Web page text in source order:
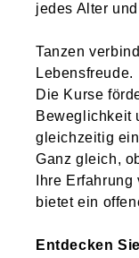
jedes Alter
Tanzen
Lebensfreude.
Die Kurse
Beweglichkeit
gleichzeitig
Ganz gleich,
Ihre
bietet ein
Entdecken